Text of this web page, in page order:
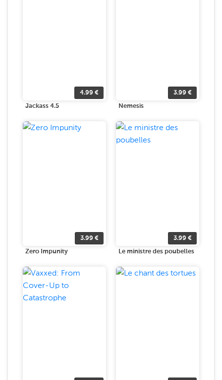
4.99 €
Jackass 4.5
3.99 €
Nemesis
3.99 €
Zero Impunity
3.99 €
Le ministre des poubelles